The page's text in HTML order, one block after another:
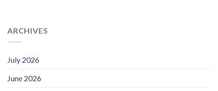
ARCHIVES
July 2026
June 2026